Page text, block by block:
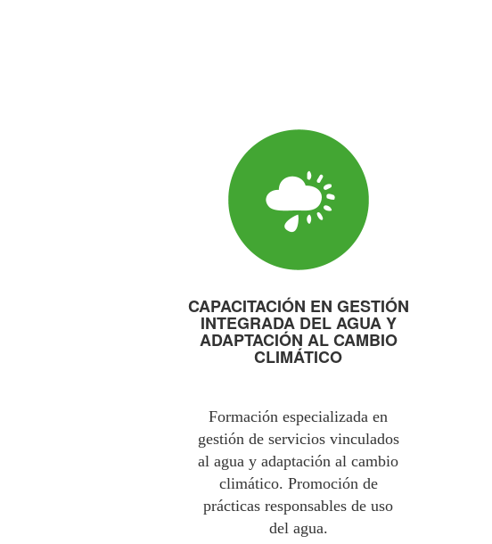
CAPACITACIÓN EN GESTIÓN
INTEGRADA DEL AGUA Y
ADAPTACIÓN AL CAMBIO
CLIMÁTICO
Formación especializada en
gestión de servicios vinculados
al agua y adaptación al cambio
climático. Promoción de
prácticas responsables de uso
del agua.